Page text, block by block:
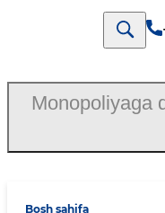
Bosh sahifa
Monopoliyaga